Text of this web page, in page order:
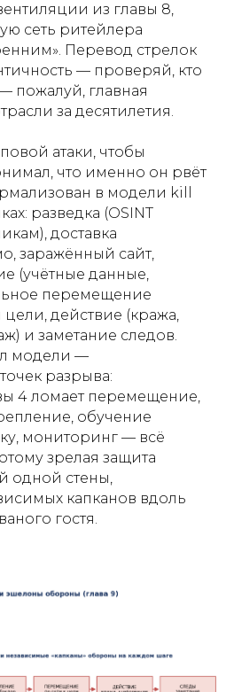
из главы 8,
сеть ритейлера
Перевод стрелок
— проверяй, кто
пожалуй, главная
за десятилетия.
атаки, чтобы
что именно он рвёт
в модели kill
разведка (OSINT
доставка
заражённый сайт,
(учётные данные,
перемещение
цели, действие (кража,
и заметание следов.
модели —
разрыва:
4 ломает перемещение,
обучение
мониторинг — всё
зрелая защита
одной стены,
капканов вдоль
гостя.